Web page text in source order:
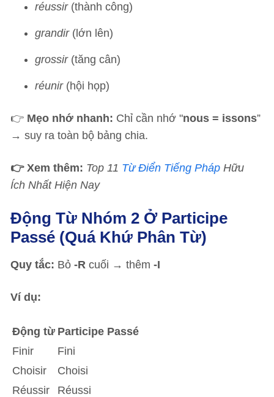
réussir(thành công)
grandir(lớn lên)
grossir(tăng cân)
réunir(hội họp)
👉 Mẹo nhớ nhanh: Chỉ cần nhớ "nous = issons”
→ suy ra toàn bộ bảng chia.
👉 Xem thêm: Top 11 Từ Điển Tiếng Pháp Hữu
Ích Nhất Hiện Nay
Động Từ Nhóm 2 Ở Participe
Passé (Quá Khứ Phân Từ)
Quy tắc: Bỏ -R cuối → thêm -I
Ví dụ:
Động từ Participe Passé
Finir
Fini
Choisir
Choisi
Réussir
Réussi